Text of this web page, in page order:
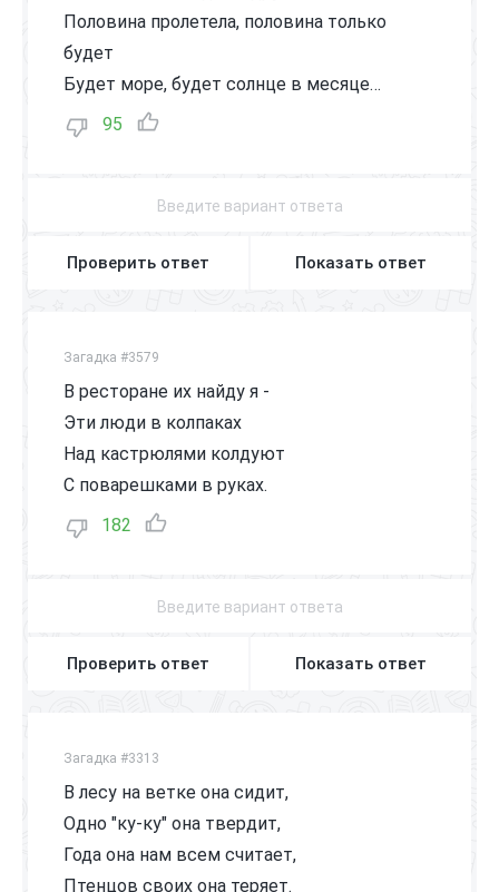
Половина пролетела, половина только
будет
Будет море, будет солнце в месяце…
95
Проверить ответ Показать ответ
Загадка #3579
В ресторане их найду я -
Эти люди в колпаках
Над кастрюлями колдуют
С поварешками в руках.
182
Проверить ответ Показать ответ
Загадка #3313
В лесу на ветке она сидит,
Одно "ку-ку" она твердит,
Года она нам всем считает,
Птенцов своих она теряет.